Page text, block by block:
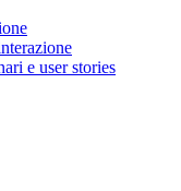
e user stories